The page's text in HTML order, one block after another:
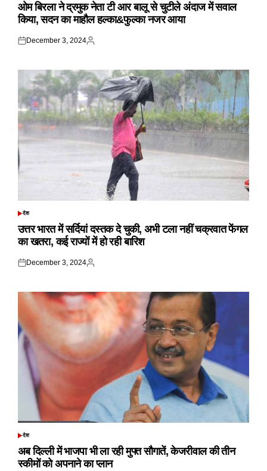
ओम बिरला ने द्रमुक नेता टी आर बालू से चुटीले अंदाज में सवाल
किया, सदन का माहौल हल्का&फुल्का नजर आया
Posted
December 3, 2024
Posted
POSTED
देश
उत्तर भारत में सर्दियां दस्तक दे चुकी, अभी टला नहीं चक्रवात फेंगल
का खतरा, कई राज्यों में हो रही बारिश
Posted
December 3, 2024
Posted
POSTED
देश
अब दिल्ली में भाजपा भी ला रही मुफ्त सौगातें, केजरीवाल की तीन
स्कीमों को अपनाने का प्लान